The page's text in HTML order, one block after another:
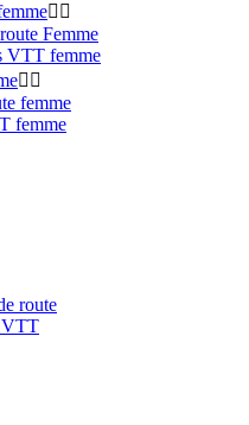
 
Femme
VTT femme
 
femme
femme
route
VTT